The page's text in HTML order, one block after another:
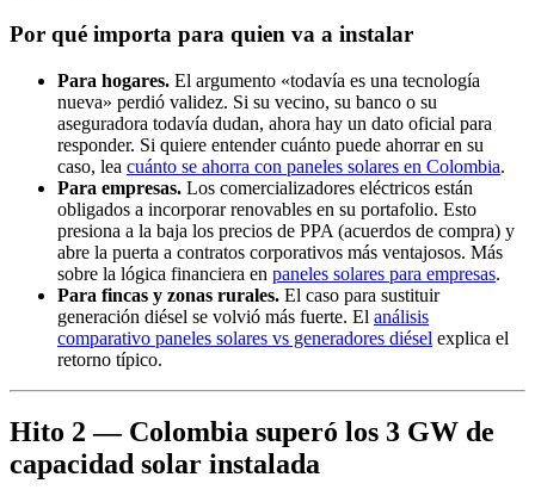
Por qué importa para quien va a instalar
Para hogares. El argumento «todavía es una tecnología
nueva» perdió validez. Si su vecino, su banco o su
aseguradora todavía dudan, ahora hay un dato oficial para
responder. Si quiere entender cuánto puede ahorrar en su
caso, lea cuánto se ahorra con paneles solares en Colombia.
Para empresas. Los comercializadores eléctricos están
obligados a incorporar renovables en su portafolio. Esto
presiona a la baja los precios de PPA (acuerdos de compra) y
abre la puerta a contratos corporativos más ventajosos. Más
sobre la lógica financiera en paneles solares para empresas.
Para fincas y zonas rurales. El caso para sustituir
generación diésel se volvió más fuerte. El análisis
comparativo paneles solares vs generadores diésel explica el
retorno típico.
Hito 2 — Colombia superó los 3 GW de
capacidad solar instalada